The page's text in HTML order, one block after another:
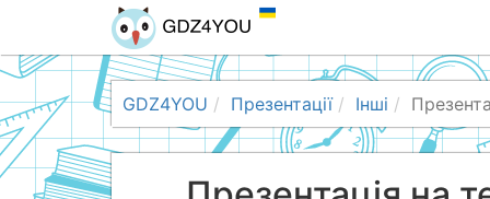
GDZ4YOU Презентації Інші